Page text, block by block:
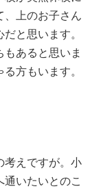
、上のお子さん
と思います。
あると思いま
方もいます。
考えですが。小
いたいとのこ